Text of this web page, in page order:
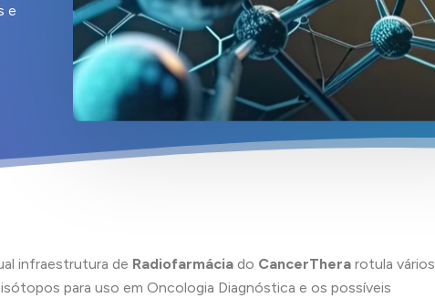
e
infraestrutura de Radiofarmácia do CancerThera rotula vários
para uso em Oncologia Diagnóstica e os possíveis